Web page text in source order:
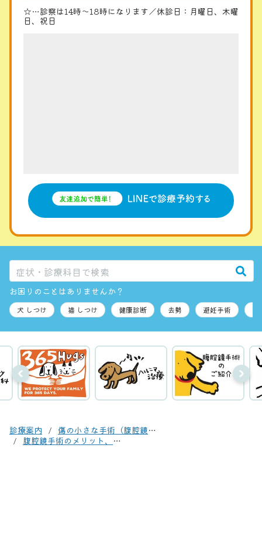
☆…診察は14時〜18時になります／休診日：月曜日、木曜
日、祝日
お困りのことはありませんか？
診療案内
傷の小さな手術（腹腔鏡による手術、検査）
腹腔鏡手術のメリット、デメリット